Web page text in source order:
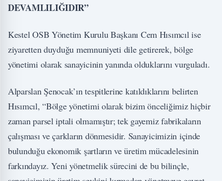
DEVAMLILIĞIDIR”
Kestel OSB Yönetim Kurulu Başkanı Cem Hısımcıl ise
ziyaretten duyduğu memnuniyeti dile getirerek, bölge
yönetimi olarak sanayicinin yanında olduklarını vurguladı.
Alparslan Şenocak’ın tespitlerine katıldıklarını belirten
Hısımcıl, “Bölge yönetimi olarak bizim önceliğimiz hiçbir
zaman parsel iptali olmamıştır; tek gayemiz fabrikaların
çalışması ve çarkların dönmesidir. Sanayicimizin içinde
bulunduğu ekonomik şartların ve üretim mücadelesinin
farkındayız. Yeni yönetmelik sürecini de bu bilinçle,